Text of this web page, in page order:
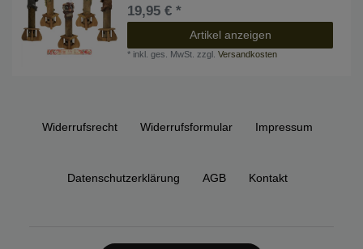
19,95 € *
Artikel anzeigen
* inkl. ges. MwSt. zzgl.Versandkosten
Widerrufs­recht Widerrufs­formular Impressum
Daten­schutz­erklärung AGB Kontakt